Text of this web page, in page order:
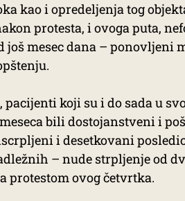
kao i opredeljenja tog
protesta, i ovoga puta,
mesec dana – ponovljeni
pacijenti koji su i do sada u
bili dostojanstveni i
i desetkovani
– nude strpljenje od
protestom ovog četvrtka.